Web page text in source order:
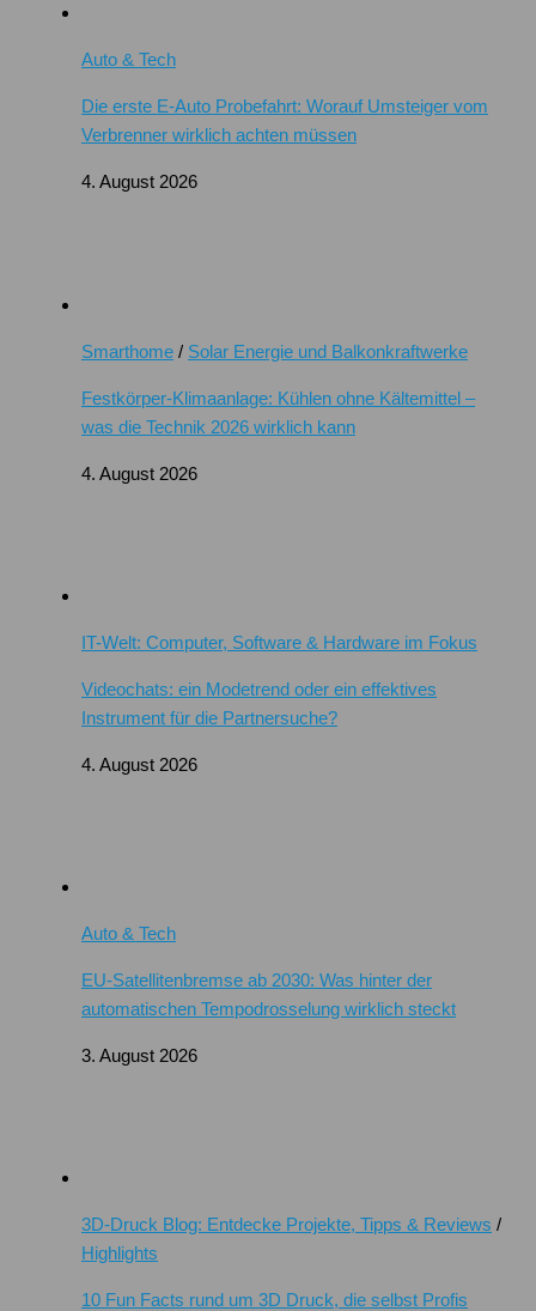
Auto & Tech
Die erste E-Auto Probefahrt: Worauf Umsteiger vom
Verbrenner wirklich achten müssen
4. August 2026
Smarthome / Solar Energie und Balkonkraftwerke
Festkörper-Klimaanlage: Kühlen ohne Kältemittel –
was die Technik 2026 wirklich kann
4. August 2026
IT-Welt: Computer, Software & Hardware im Fokus
Videochats: ein Modetrend oder ein effektives
Instrument für die Partnersuche?
4. August 2026
Auto & Tech
EU-Satellitenbremse ab 2030: Was hinter der
automatischen Tempodrosselung wirklich steckt
3. August 2026
3D-Druck Blog: Entdecke Projekte, Tipps & Reviews /
Highlights
10 Fun Facts rund um 3D Druck, die selbst Profis